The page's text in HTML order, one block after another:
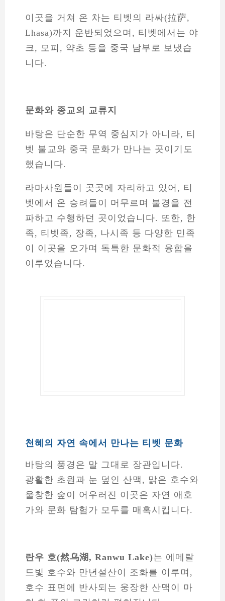
이곳을 거쳐 온 차는 티벳의 라싸(拉萨,
Lhasa)까지 운반되었으며, 티벳에서는 야
크, 모피, 약초 등을 중국 남부로 보냈습
니다.
문화와 종교의 교류지
바탕은 단순한 무역 중심지가 아니라, 티
벳 불교와 중국 문화가 만나는 곳이기도
했습니다.
라마사원들이 곳곳에 자리하고 있어, 티
벳에서 온 승려들이 머무르며 불경을 전
파하고 수행하던 곳이었습니다. 또한, 한
족, 티벳족, 장족, 나시족 등 다양한 민족
이 이곳을 오가며 독특한 문화적 융합을
이루었습니다.
천혜의 자연 속에서 만나는 티벳 문화
바탕의 풍경은 말 그대로 장관입니다.
광활한 초원과 눈 덮인 산맥, 맑은 호수와
울창한 숲이 어우러진 이곳은 자연 애호
가와 문화 탐험가 모두를 매혹시킵니다.
란우 호(然乌湖, Ranwu Lake)는 에메랄
드빛 호수와 만년설산이 조화를 이루며,
호수 표면에 반사되는 웅장한 산맥이 마